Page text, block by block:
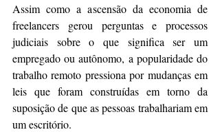
Assim como a ascensão da economia de
freelancers gerou perguntas e processos
judiciais sobre o que significa ser um
empregado ou autônomo, a popularidade do
trabalho remoto pressiona por mudanças em
leis que foram construídas em torno da
suposição de que as pessoas trabalhariam em
um escritório.